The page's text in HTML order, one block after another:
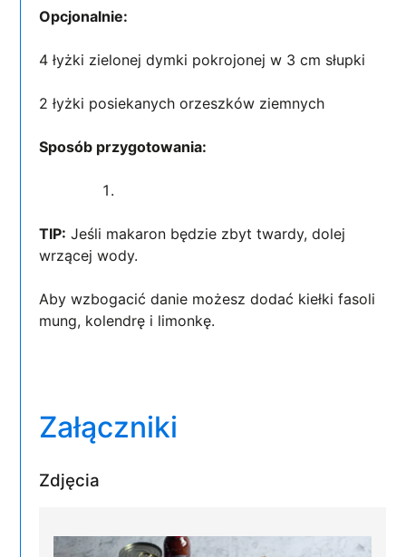
Opcjonalnie:
4 łyżki zielonej dymki pokrojonej w 3 cm słupki
2 łyżki posiekanych orzeszków ziemnych
Sposób przygotowania:
TIP: Jeśli makaron będzie zbyt twardy, dolej
wrzącej wody.
Aby wzbogacić danie możesz dodać kiełki fasoli
mung, kolendrę i limonkę.
Załączniki
Zdjęcia